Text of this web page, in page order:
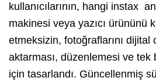
kullanıcılarının, hangi instax
makinesi veya yazıcı ürününü
etmeksizin, fotoğraflarını dijital
aktarması, düzenlemesi ve tek
için tasarlandı. Güncellenmiş